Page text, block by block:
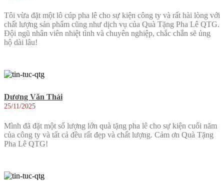
Tôi vừa đặt một lô cúp pha lê cho sự kiện công ty và rất hài lòng với
chất lượng sản phẩm cũng như dịch vụ của Quà Tặng Pha Lê QTG.
Đội ngũ nhân viên nhiệt tình và chuyên nghiệp, chắc chắn sẽ ủng
hộ dài lâu!
Dương Văn Thái
25/11/2025
Mình đã đặt một số lượng lớn quà tặng pha lê cho sự kiện cuối năm
của công ty và tất cả đều rất đẹp và chất lượng. Cảm ơn Quà Tặng
Pha Lê QTG!